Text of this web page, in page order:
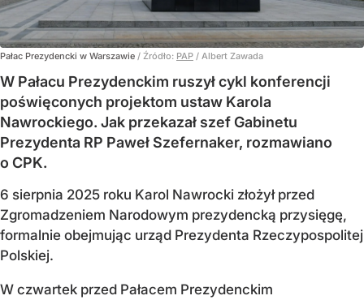
Pałac Prezydencki w Warszawie / Źródło: PAP / Albert Zawada
W Pałacu Prezydenckim ruszył cykl konferencji
poświęconych projektom ustaw Karola
Nawrockiego. Jak przekazał szef Gabinetu
Prezydenta RP Paweł Szefernaker, rozmawiano
o CPK.
6 sierpnia 2025 roku Karol Nawrocki złożył przed
Zgromadzeniem Narodowym prezydencką przysięgę,
formalnie obejmując urząd Prezydenta Rzeczypospolitej
Polskiej.
W czwartek przed Pałacem Prezydenckim